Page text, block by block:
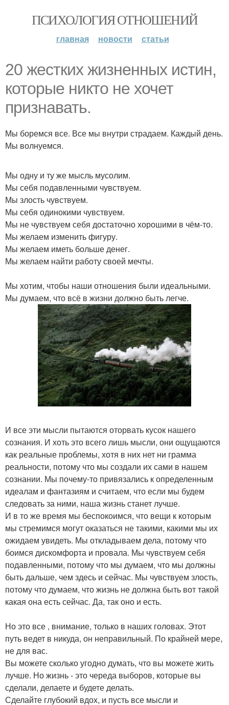
ПСИХОЛОГИЯ ОТНОШЕНИЙ
главная новости статьи
20 жестких жизненных истин,
которые никто не хочет
признавать.
Мы боремся все. Все мы внутри страдаем. Каждый день.
Мы волнуемся.
Мы одну и ту же мысль мусолим.
Мы себя подавленными чувствуем.
Мы злость чувствуем.
Мы себя одинокими чувствуем.
Мы не чувствуем себя достаточно хорошими в чём-то.
Мы желаем изменить фигуру.
Мы желаем иметь больше денег.
Мы желаем найти работу своей мечты.
Мы хотим, чтобы наши отношения были идеальными.
Мы думаем, что всё в жизни должно быть легче.
И все эти мысли пытаются оторвать кусок нашего
сознания. И хоть это всего лишь мысли, они ощущаются
как реальные проблемы, хотя в них нет ни грамма
реальности, потому что мы создали их сами в нашем
сознании. Мы почему-то привязались к определенным
идеалам и фантазиям и считаем, что если мы будем
следовать за ними, наша жизнь станет лучше.
И в то же время мы беспокоимся, что вещи к которым
мы стремимся могут оказаться не такими, какими мы их
ожидаем увидеть. Мы откладываем дела, потому что
боимся дискомфорта и провала. Мы чувствуем себя
подавленными, потому что мы думаем, что мы должны
быть дальше, чем здесь и сейчас. Мы чувствуем злость,
потому что думаем, что жизнь не должна быть вот такой
какая она есть сейчас. Да, так оно и есть.
Но это все , внимание, только в наших головах. Этот
путь ведет в никуда, он неправильный. По крайней мере,
не для вас.
Вы можете сколько угодно думать, что вы можете жить
лучше. Но жизнь - это череда выборов, которые вы
сделали, делаете и будете делать.
Сделайте глубокий вдох, и пусть все мысли и